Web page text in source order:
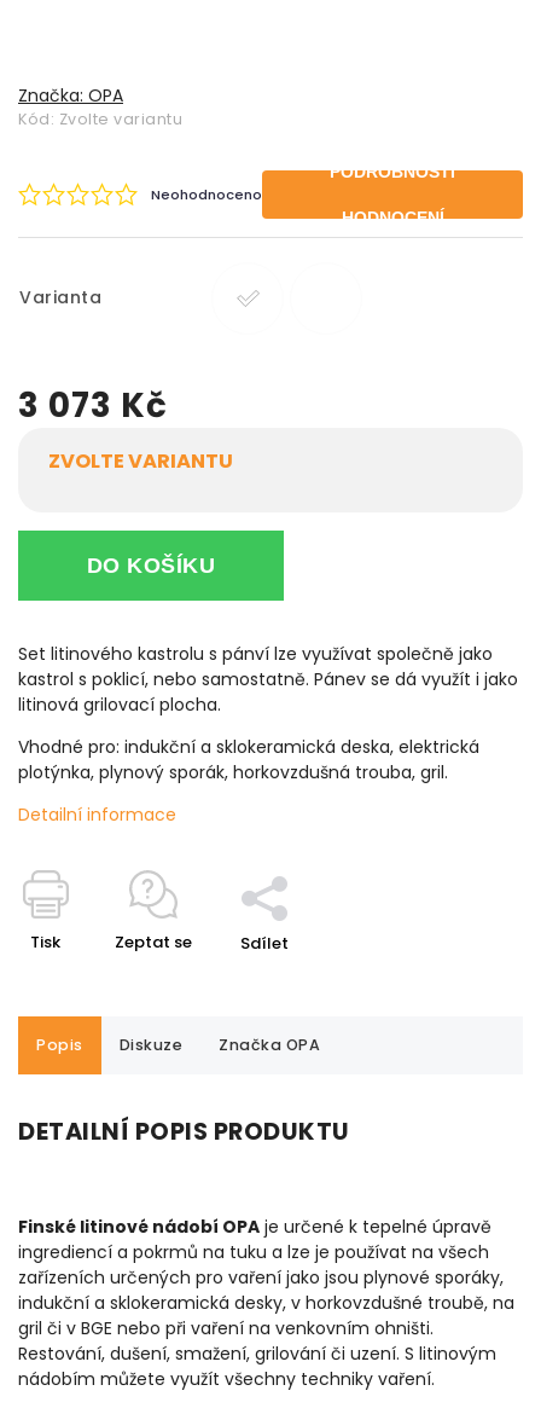
Značka: OPA
Kód: Zvolte variantu
Neohodnoceno
PODROBNOSTI
HODNOCENÍ
Varianta
3 073 Kč
ZVOLTE VARIANTU
DO KOŠÍKU
Set litinového kastrolu s pánví lze využívat společně jako
kastrol s poklicí, nebo samostatně. Pánev se dá využít i jako
litinová grilovací plocha.
Vhodné pro: indukční a sklokeramická deska, elektrická
plotýnka, plynový sporák, horkovzdušná trouba, gril.
Detailní informace
Tisk Zeptat se Sdílet
Popis Diskuze Značka OPA
DETAILNÍ POPIS PRODUKTU
Finské litinové nádobí OPA je určené k tepelné úpravě
ingrediencí a pokrmů na tuku a lze je používat na všech
zařízeních určených pro vaření jako jsou plynové sporáky,
indukční a sklokeramická desky, v horkovzdušné troubě, na
gril či v BGE nebo při vaření na venkovním ohništi.
Restování, dušení, smažení, grilování či uzení. S litinovým
nádobím můžete využít všechny techniky vaření.